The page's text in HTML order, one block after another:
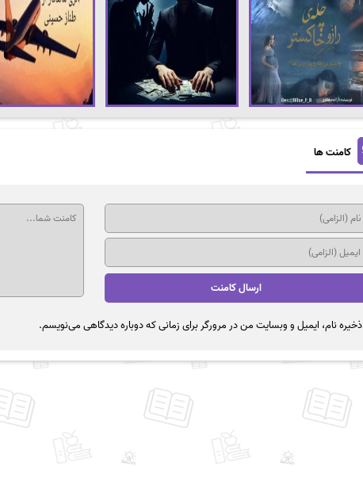
کامنت ها
ذخیره نام، ایمیل و وبسایت من در مرورگر برای زمانی که دوباره دیدگاهی می‌نویسم.